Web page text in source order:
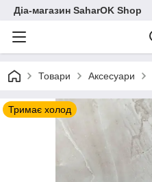
Діа-магазин SaharOK Shop
Товари Аксесуари
Тримає холод